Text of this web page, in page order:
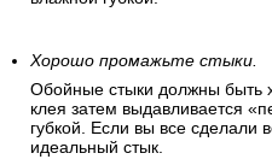
Хорошо промажьте стыки.
Обойные стыки должны быть
клея затем выдавливается
губкой. Если вы все сделали
идеальный стык.